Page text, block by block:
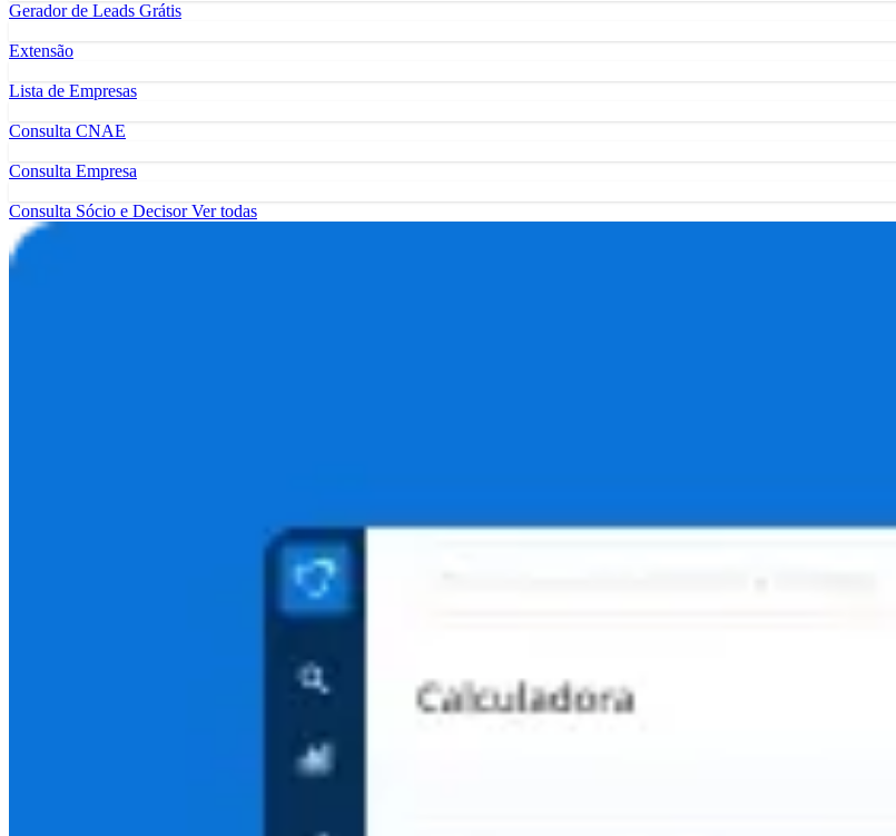
Gerador de Leads Grátis
Extensão
Lista de Empresas
Consulta CNAE
Consulta Empresa
Consulta Sócio e DecisorVer todas